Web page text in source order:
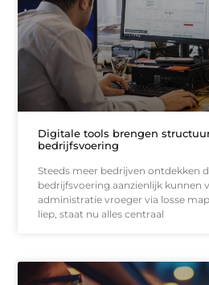
Digitale tools brengen
bedrijfsvoering
Steeds meer bedrijven ontdekken
bedrijfsvoering aanzienlijk kunnen
administratie vroeger via losse
liep, staat nu alles centraal